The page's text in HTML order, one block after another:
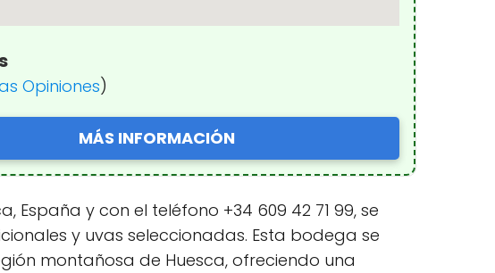
Opiniones)
MÁS INFORMACIÓN
España y con el teléfono +34 609 42 71 99, se
y uvas seleccionadas. Esta bodega se
montañosa de Huesca, ofreciendo una